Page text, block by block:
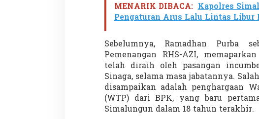
MENARIK DIBACA: Kapolres
Pengaturan Arus Lalu Lintas Libur
Sebelumnya, Ramadhan Purba
Pemenangan RHS-AZI,
telah diraih oleh pasangan
Sinaga, selama masa jabatannya.
disampaikan adalah penghargaan
(WTP) dari BPK, yang baru
Simalungun dalam 18 tahun terakhir.
Partisipasi Pemuda dalam